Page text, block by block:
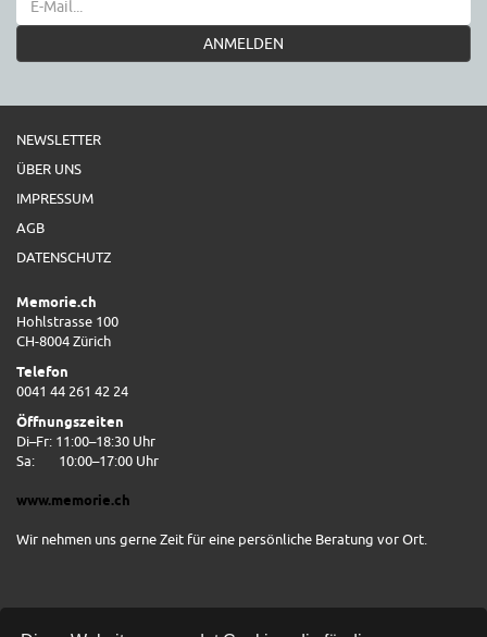
ANMELDEN
NEWSLETTER
ÜBER UNS
IMPRESSUM
AGB
DATENSCHUTZ
Memorie.ch
Hohlstrasse 100
CH-8004 Zürich
Telefon
0041 44 261 42 24
Öffnungszeiten
Di–Fr: 11:00–18:30 Uhr
Sa:
10:00–17:00 Uhr
www.memorie.ch
Wir nehmen uns gerne Zeit für eine persönliche Beratung vor Ort.